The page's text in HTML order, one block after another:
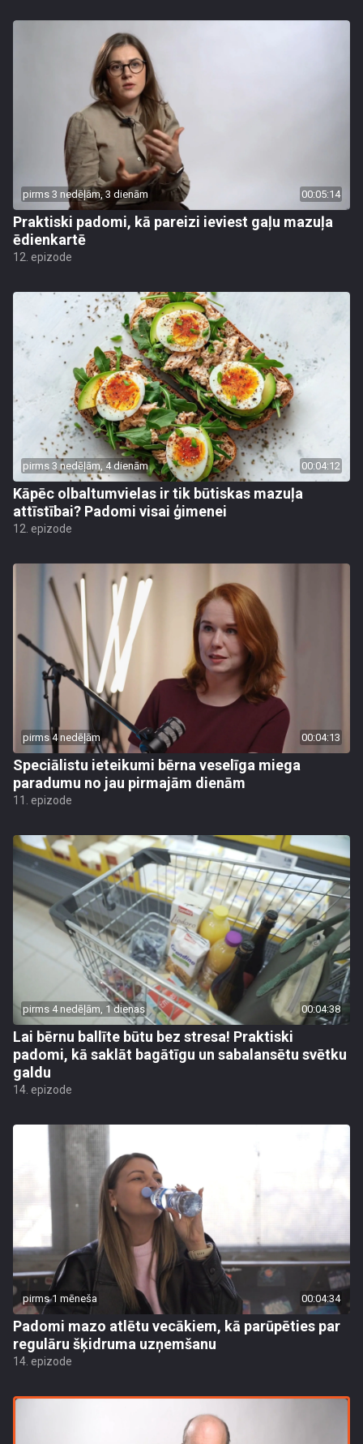
pirms 3 nedēļām, 3 dienām 00:05:14
Praktiski padomi, kā pareizi ieviest gaļu mazuļa
ēdienkartē
12. epizode
pirms 3 nedēļām, 4 dienām 00:04:12
Kāpēc olbaltumvielas ir tik būtiskas mazuļa
attīstībai? Padomi visai ģimenei
12. epizode
pirms 4 nedēļām 00:04:13
Speciālistu ieteikumi bērna veselīga miega
paradumu no jau pirmajām dienām
11. epizode
pirms 4 nedēļām, 1 dienas 00:04:38
Lai bērnu ballīte būtu bez stresa! Praktiski
padomi, kā saklāt bagātīgu un sabalansētu svētku
galdu
14. epizode
pirms 1 mēneša 00:04:34
Padomi mazo atlētu vecākiem, kā parūpēties par
regulāru šķidruma uzņemšanu
14. epizode